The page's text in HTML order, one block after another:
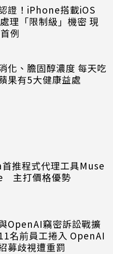
證！iPhone搭載iOS
理「限制級」機密 現
例
化、膽固醇濃度 每天吃
果有5大健康益處
推程式代理工具Muse
主打價格優勢
OpenAI竊密訴訟戰擴
名前員工捲入 OpenAI
募歧視遭重罰